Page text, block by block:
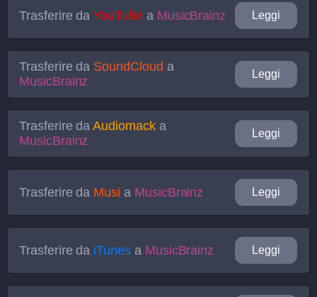
Trasferire daYouTubea MusicBrainz Leggi
Trasferire da SoundCloud a
MusicBrainz
Leggi
Trasferire daAudiomacka
MusicBrainz
Leggi
Trasferire da Musi a MusicBrainz Leggi
Trasferire da iTunesa MusicBrainz Leggi